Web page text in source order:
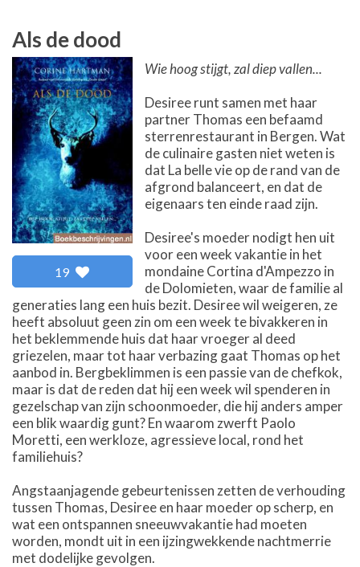
Als de dood
19
Wie hoog stijgt, zal diep vallen...
Desiree runt samen met haar
partner Thomas een befaamd
sterrenrestaurant in Bergen. Wat
de culinaire gasten niet weten is
dat La belle vie op de rand van de
afgrond balanceert, en dat de
eigenaars ten einde raad zijn.
Desiree's moeder nodigt hen uit
voor een week vakantie in het
mondaine Cortina d'Ampezzo in
de Dolomieten, waar de familie al
generaties lang een huis bezit. Desiree wil weigeren, ze
heeft absoluut geen zin om een week te bivakkeren in
het beklemmende huis dat haar vroeger al deed
griezelen, maar tot haar verbazing gaat Thomas op het
aanbod in. Bergbeklimmen is een passie van de chefkok,
maar is dat de reden dat hij een week wil spenderen in
gezelschap van zijn schoonmoeder, die hij anders amper
een blik waardig gunt? En waarom zwerft Paolo
Moretti, een werkloze, agressieve local, rond het
familiehuis?
Angstaanjagende gebeurtenissen zetten de verhouding
tussen Thomas, Desiree en haar moeder op scherp, en
wat een ontspannen sneeuwvakantie had moeten
worden, mondt uit in een ijzingwekkende nachtmerrie
met dodelijke gevolgen.